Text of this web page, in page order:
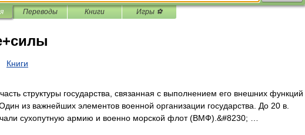
Переводы Книги Игры ⚽
Книги
структуры государства, связанная с выполнением его внешних функций
из важнейших элементов военной организации государства. До 20 в.
сухопутную армию и военно морской флот (ВМФ).&#8230; …